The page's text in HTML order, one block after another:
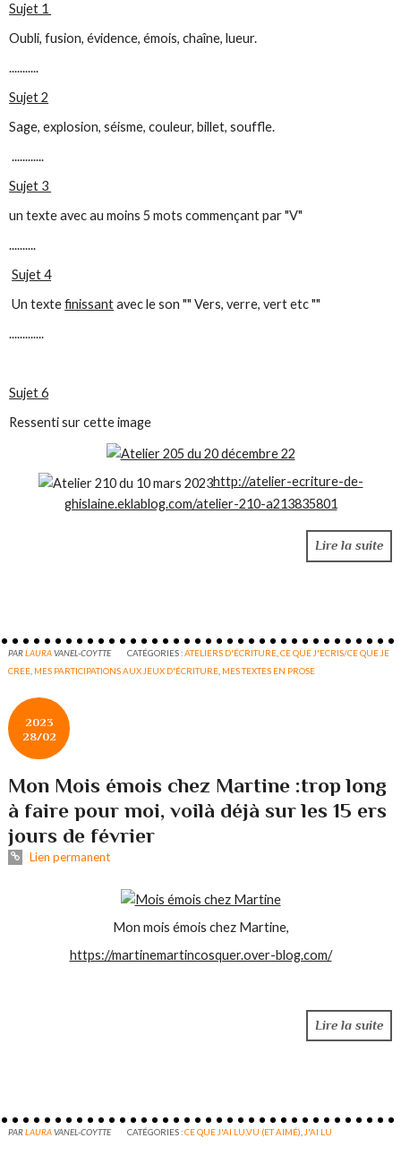
Sujet 1
Oubli, fusion, évidence, émois, chaîne, lueur.
...........
Sujet 2
Sage, explosion, séisme, couleur, billet, souffle.
............
Sujet 3
un texte avec au moins 5 mots commençant par "V"
..........
Sujet 4
Un textefinissantavec le son "" Vers, verre, vert etc ""
.............
Sujet 6
Ressenti sur cette image
http://atelier-ecriture-de-
ghislaine.eklablog.com/atelier-210-a213835801
Lire la suite
PARLAURAVANEL-COYTTE CATÉGORIES :ATELIERS D'ÉCRITURE ,CE QUE J'ECRIS/CE QUE JE
CREE MES PARTICIPATIONS AUX JEUX D'ÉCRITURE MES TEXTES EN PROSE
2023
28/02
Mon Mois émois chez Martine :trop long
à faire pour moi, voilà déjà sur les 15 ers
jours de février
Lien permanent
Mon mois émois chez Martine,
https://martinemartincosquer.over-blog.com/
Lire la suite
PARLAURAVANEL-COYTTE CATÉGORIES :CE QUE J'AI LU,VU (ET AIMÉ) J'AI LU